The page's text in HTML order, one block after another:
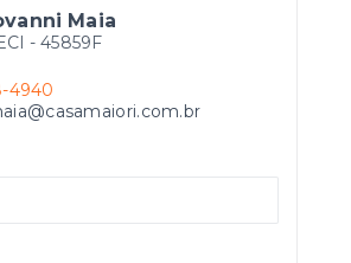
Maia
- 45859F
4940